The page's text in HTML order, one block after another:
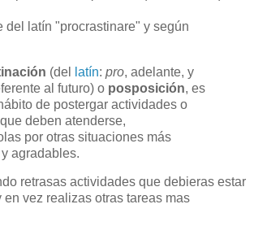
del latín "procrastinare" y según
(del latín: pro, adelante, y
al futuro) o posposición, es
de postergar actividades o
deben atenderse,
por otras situaciones más
agradables.
retrasas actividades que debieras estar
en vez realizas otras tareas mas